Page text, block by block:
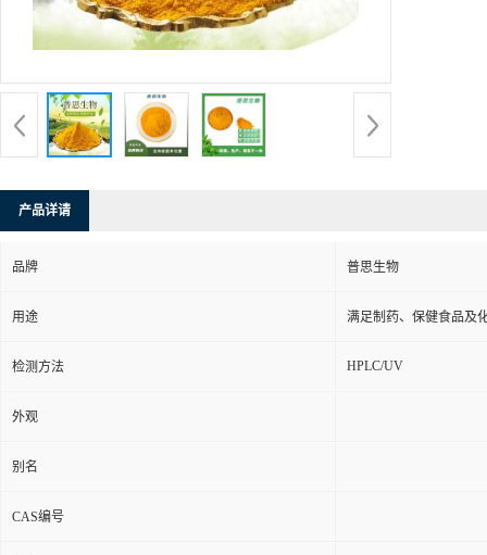
产品详请
品牌 普思生物
用途 满足制药、保健食品及
检测方法 HPLC/UV
外观
别名
CAS编号